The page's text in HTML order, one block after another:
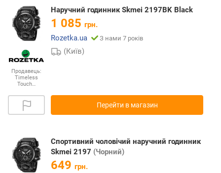
Продавець:
Timeless
Touch…
Наручний годинник Skmei 2197BK Black
1 085 грн.
Rozetka.ua
З нами 7 років
(Київ)
Перейти в магазин
Cпортивний чоловічий наручний годинник
Skmei 2197 (Чорний)
649 грн.